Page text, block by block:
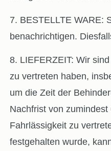
7. BESTELLTE WARE:
benachrichtigen.
8. LIEFERZEIT: Wir
zu vertreten haben,
um die Zeit der
Nachfrist von
Fahrlässigkeit zu
festgehalten wurde,